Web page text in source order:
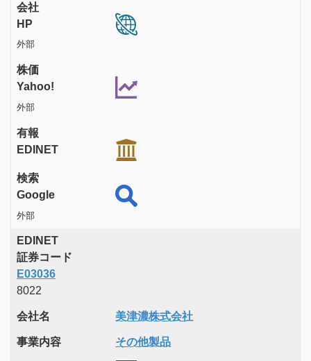
会社
HP
外部
株価
Yahoo!
外部
有報
EDINET
検索
Google
外部
EDINET
証券コード
E03036
8022
会社名 美津濃株式会社
事業内容 その他製品